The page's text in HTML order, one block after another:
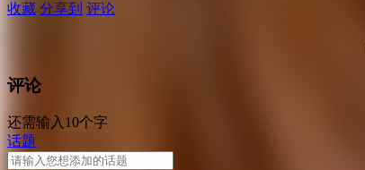
收藏 分享到 评论
评论
还需输入10个字
话题